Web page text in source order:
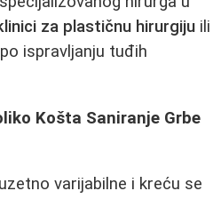
za plastičnu hirurgiju ili
ispravljanju tuđih
Košta Saniranje Grbe
varijabilne i kreću se